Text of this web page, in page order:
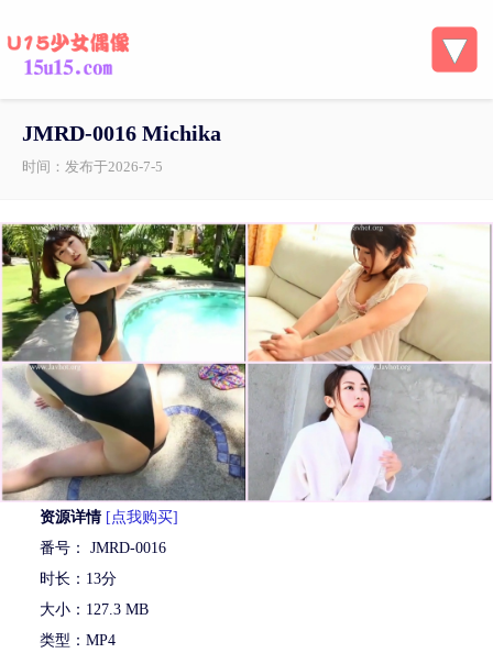
JMRD-0016 Michika
时间：发布于2026-7-5
资源详情 [点我购买]
番号： JMRD-0016
时长：13分
大小：127.3 MB
类型：MP4